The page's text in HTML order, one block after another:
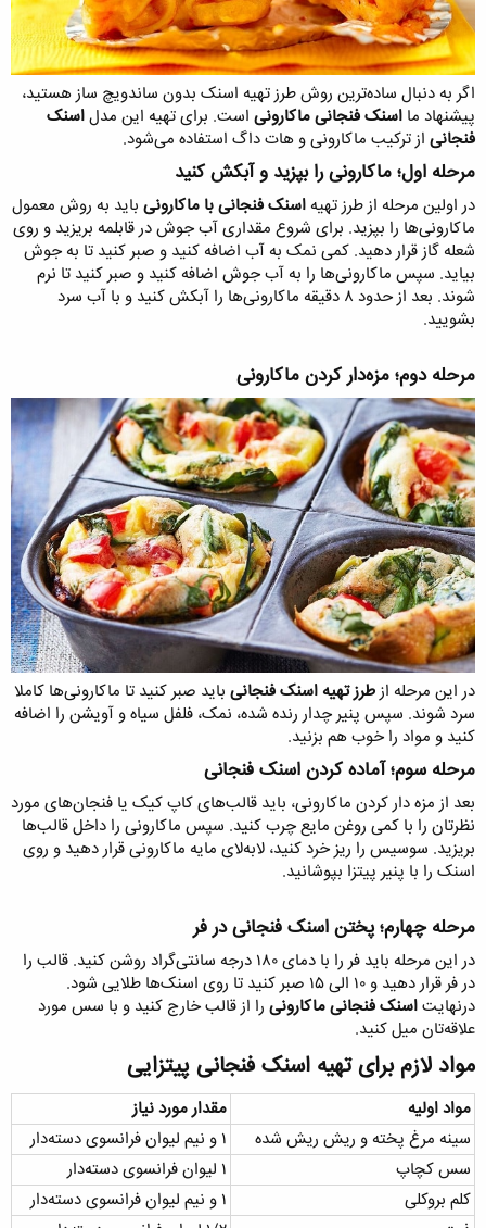
اگر به دنبال ساده‌ترین روش طرز تهیه اسنک بدون ساندویچ ساز هستید،
پیشنهاد ما اسنک فنجانی ماکارونی است. برای تهیه این مدلاسنک
فنجانی از ترکیب ماکارونی و هات داگ استفاده می‌شود.
مرحله اول؛ ماکارونی را بپزید و آبکش کنید​
در اولین مرحله از طرز تهیه اسنک فنجانی با ماکارونی باید به روش معمول
ماکارونی‌ها را بپزید. برای شروع مقداری آب جوش در قابلمه بریزید و روی
شعله گاز قرار دهید. کمی نمک به آب اضافه کنید و صبر کنید تا به جوش
بیاید. سپس ماکارونی‌ها را به آب جوش اضافه کنید و صبر کنید تا نرم
شوند. بعد از حدود ۸ دقیقه ماکارونی‌ها را آبکش کنید و با آب سرد
بشویید.
مرحله دوم؛ مزه‌دار کردن ماکارونی​
در این مرحله ازطرز تهیه اسنک فنجانی باید صبر کنید تا ماکارونی‌ها کاملا
سرد شوند. سپس پنیر چدار رنده شده، نمک، فلفل سیاه و آویشن را اضافه
کنید و مواد را خوب هم بزنید.
مرحله سوم؛ آماده کردن اسنک فنجانی​
بعد از مزه دار کردن ماکارونی، باید قالب‌های کاپ کیک یا فنجان‌های مورد
نظرتان را با کمی روغن مایع چرب کنید. سپس ماکارونی را داخل قالب‌ها
بریزید. سوسیس را ریز خرد کنید، لابه‌لای مایه ماکارونی قرار دهید و روی
اسنک را با پنیر پیتزا بپوشانید.
مرحله چهارم؛ پختن اسنک فنجانی در فر​
در این مرحله باید فر را با دمای ۱۸۰ درجه سانتی‌گراد روشن کنید. قالب را
در فر قرار دهید و ۱۰ الی ۱۵ صبر کنید تا روی اسنک‌ها طلایی شود.
درنهایتاسنک فنجانی ماکارونی را از قالب خارج کنید و با سس مورد
علاقه‌تان میل کنید.
مواد لازم برای تهیه اسنک فنجانی پیتزایی​
مواد اولیه
مقدار مورد نیاز
سینه مرغ پخته و ریش ریش شده
۱ و نیم لیوان فرانسوی دسته‌دار
سس کچاپ
۱ لیوان فرانسوی دسته‌دار
کلم بروکلی
۱ و نیم لیوان فرانسوی دسته‌دار